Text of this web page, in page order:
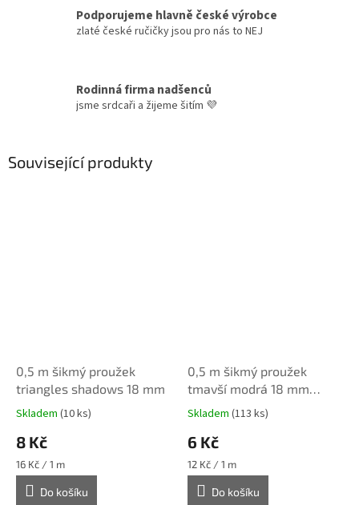
Podporujeme hlavně české výrobce
zlaté české ručičky jsou pro nás to NEJ
Rodinná firma nadšenců
jsme srdcaři a žijeme šitím 💜
Související produkty
0,5 m šikmý proužek
triangles shadows 18 mm
Skladem (10 ks)
8 Kč
Měrná
cena:
16 Kč / 1 m
Do košíku
0,5 m šikmý proužek
tmavší modrá 18 mm
(bavlna/polyester)
Skladem (113 ks)
6 Kč
Měrná
cena:
12 Kč / 1 m
Do košíku